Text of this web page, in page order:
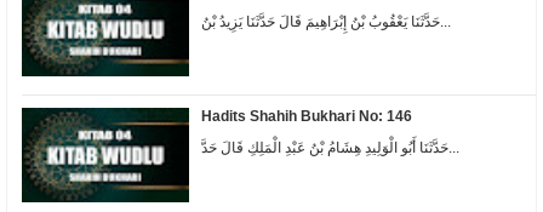
ﺣَﺪَّﺛَﻨَﺎ ﻳَﻌْﻘُﻮﺏُ ﺑْﻦُ ﺇِﺑْﺮَﺍﻫِﻴﻢَ ﻗَﺎﻝَ ﺣَﺪَّﺛَﻨَﺎ ﻳَﺰِﻳﺪُ ﺑْﻦُ...
Hadits Shahih Bukhari No: 146
حَدَّثَنَا أَبُو الْوَلِيدِ هِشَامُ بْنُ عَبْدِ الْمَلِكِ قَالَ حَدَّ...